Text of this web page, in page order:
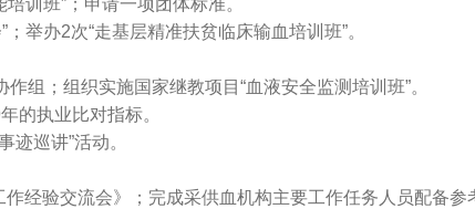
训班”；申请一项团体标准。
办2次“走基层精准扶贫临床输血培训班”。
；组织实施国家继教项目“血液安全监测培训班”。
执业比对指标。
迹巡讲”活动。
验交流会》；完成采供血机构主要工作任务人员配备参